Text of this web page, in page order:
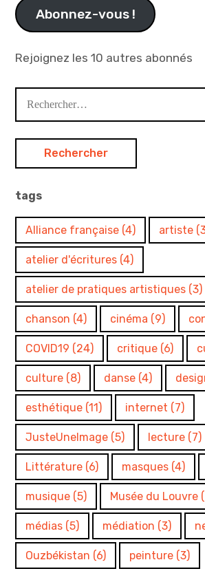
Abonnez-vous !
Rejoignez les 10 autres abonnés
tags
Alliance française (4) artiste
atelier d'écritures (4)
atelier de pratiques artistiques (3)
chanson (4) cinéma (9)
COVID19 (24) critique (6)
culture (8) danse (4)
esthétique (11) internet (7)
JusteUneImage (5) lecture (7)
Littérature (6) masques (4)
musique (5) Musée du Louvre
médias (5) médiation (3)
Ouzbékistan (6) peinture (3)